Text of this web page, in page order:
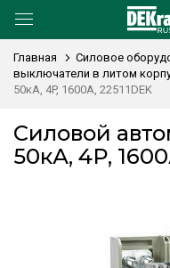
Главная Силовое
выключатели в литом
50кА, 4P, 1600А, 22511DEK
Силовой
50кА, 4P,